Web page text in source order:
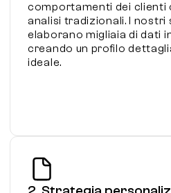
comportamenti dei clienti
analisi tradizionali. I nostri
elaborano migliaia di dati
creando un profilo
ideale.